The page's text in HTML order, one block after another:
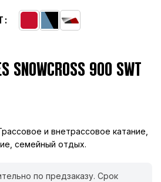
SNOWCROSS 900 SWT
и внетрассовое катание,
семейный отдых.
по предзаказу. Срок